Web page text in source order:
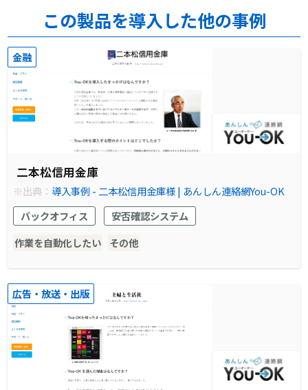
この製品を導入した他の事例
金融
二本松信用金庫
※出典： 導入事例 - 二本松信用金庫様 | あんしん連絡網You-OK
バックオフィス
安否確認システム
作業を自動化したい
その他
広告・放送・出版